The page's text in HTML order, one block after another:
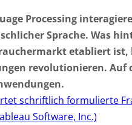
Processing
Sprache. Was
etabliert
revolutionieren. Auf